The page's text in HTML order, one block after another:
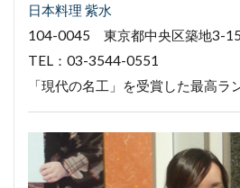
日本料理 紫水
104-0045 東京都中央区築地3-
TEL：03-3544-0551
「現代の名工」を受賞した最高ラ